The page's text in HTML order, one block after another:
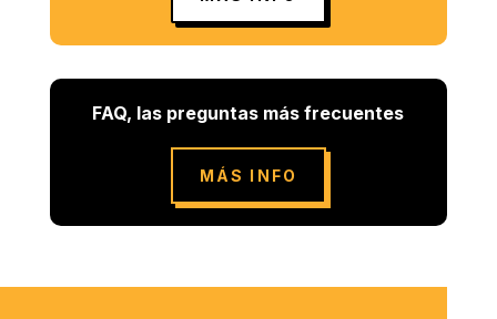
FAQ, las preguntas más frecuentes
MÁS INFO